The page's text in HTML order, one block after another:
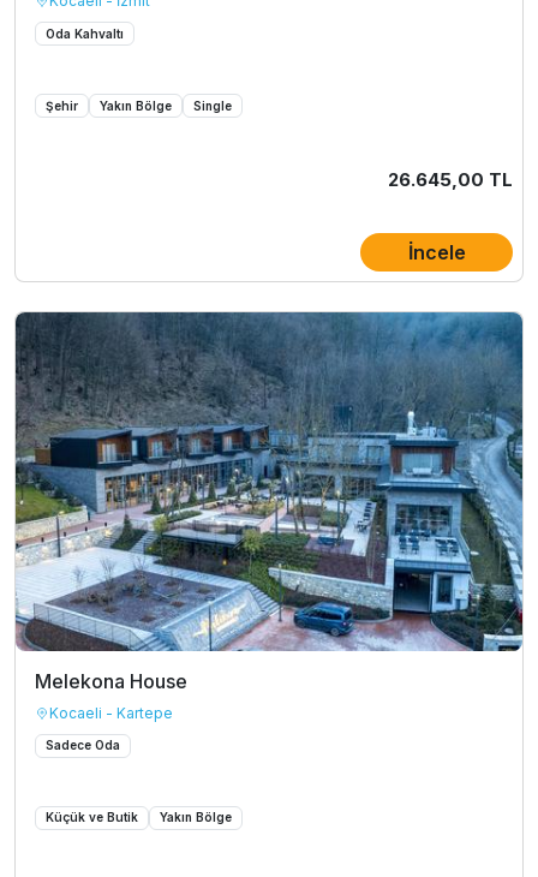
Oda Kahvaltı
Şehir Yakın Bölge Single
26.645,00 TL
İncele
Melekona House
Kocaeli - Kartepe
Sadece Oda
Küçük ve Butik Yakın Bölge